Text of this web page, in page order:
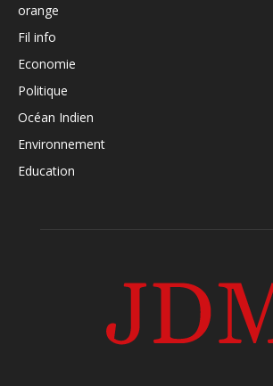
orange
Fil info
Economie
Politique
Océan Indien
Environnement
Education